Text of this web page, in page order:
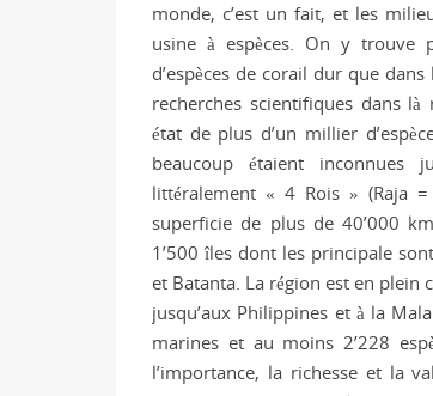
monde, c’est un fait, et les
usine à espèces. On y
d’espèces de corail dur que
recherches scientifiques dans
état de plus d’un millier
beaucoup étaient inconnues
littéralement « 4 Rois » (Raja
superficie de plus de 40’000
1’500 îles dont les principale
et Batanta. La région est en plein
jusqu’aux Philippines et à la
marines et au moins 2’228
l’importance, la richesse et la